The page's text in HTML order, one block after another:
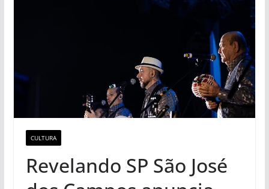
CULTURA
Revelando SP São José